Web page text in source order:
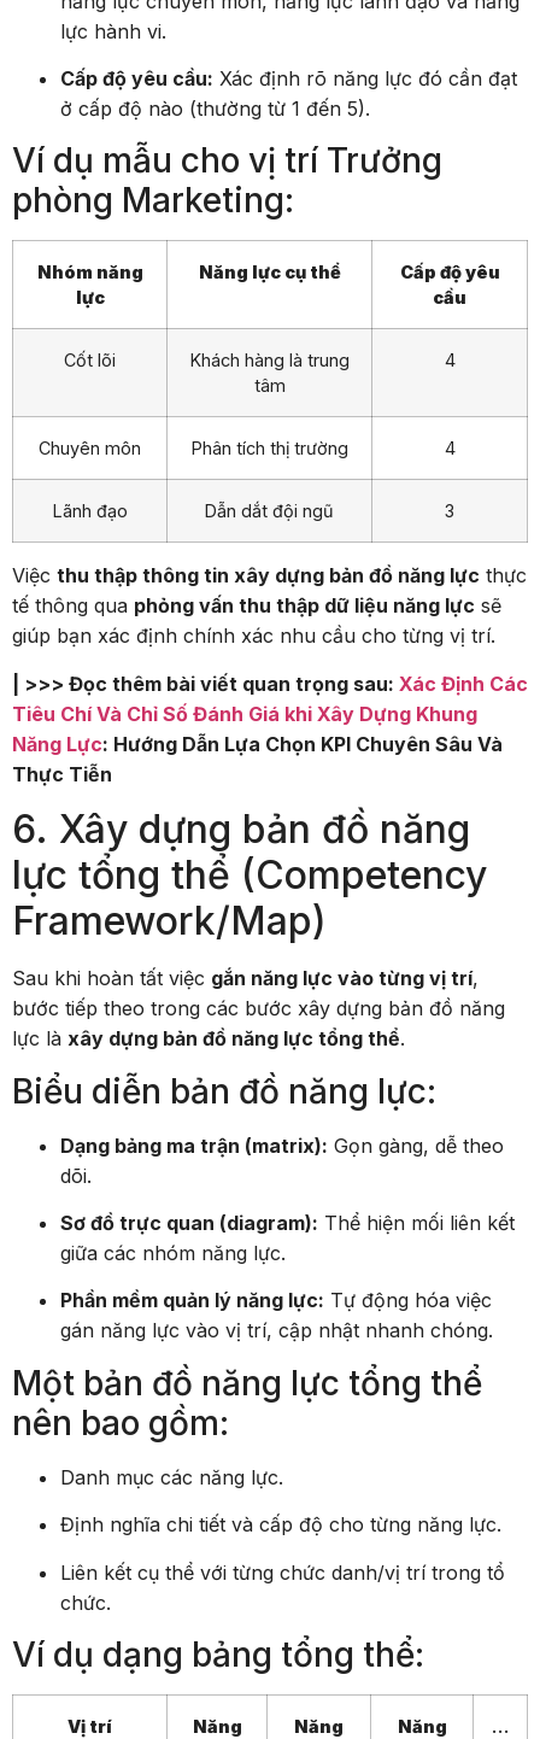
lực hành vi.
Cấp độ yêu cầu: Xác định rõ năng lực đó cần đạt
ở cấp độ nào (thường từ 1 đến 5).
Ví dụ mẫu cho vị trí Trưởng
phòng Marketing:
Nhóm năng
lực
Năng lực cụ thể
Cấp độ yêu
cầu
Cốt lõi
Khách hàng là trung
tâm
4
Chuyên môn Phân tích thị trường 4
Lãnh đạo Dẫn dắt đội ngũ 3
Việc thu thập thông tin xây dựng bản đồ năng lực thực
tế thông qua phỏng vấn thu thập dữ liệu năng lực sẽ
giúp bạn xác định chính xác nhu cầu cho từng vị trí.
| >>> Đọc thêm bài viết quan trọng sau: Xác Định Các
Tiêu Chí Và Chỉ Số Đánh Giá khi Xây Dựng Khung
Năng Lực: Hướng Dẫn Lựa Chọn KPI Chuyên Sâu Và
Thực Tiễn
6. Xây dựng bản đồ năng
lực tổng thể (Competency
Framework/Map)
Sau khi hoàn tất việc gắn năng lực vào từng vị trí,
bước tiếp theo trong các bước xây dựng bản đồ năng
lực là xây dựng bản đồ năng lực tổng thể.
Biểu diễn bản đồ năng lực:
Dạng bảng ma trận (matrix): Gọn gàng, dễ theo
dõi.
Sơ đồ trực quan (diagram): Thể hiện mối liên kết
giữa các nhóm năng lực.
Phần mềm quản lý năng lực: Tự động hóa việc
gán năng lực vào vị trí, cập nhật nhanh chóng.
Một bản đồ năng lực tổng thể
nên bao gồm:
Danh mục các năng lực.
Định nghĩa chi tiết và cấp độ cho từng năng lực.
Liên kết cụ thể với từng chức danh/vị trí trong tổ
chức.
Ví dụ dạng bảng tổng thể:
Vị trí
Năng
Năng
Năng
…